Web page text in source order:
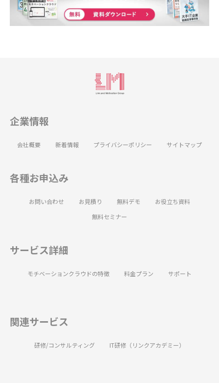
企業情報
会社概要 新着情報 プライバシーポリシー サイトマップ
各種お申込み
お問い合わせ お見積り 無料デモ
お役立ち資料
無料セミナー
サービス詳細
モチベーションクラウドの特徴 料金プラン サポート
関連サービス
研修/コンサルティング IT研修（リンクアカデミー）